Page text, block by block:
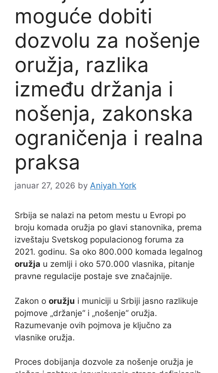
moguće dobiti
dozvolu za nošenje
oružja, razlika
između držanja i
nošenja, zakonska
ograničenja i realna
praksa
januar 27, 2026 by Aniyah York
Srbija se nalazi na petom mestu u Evropi po
broju komada oružja po glavi stanovnika, prema
izveštaju Svetskog populacionog foruma za
2021. godinu. Sa oko 800.000 komada legalnog
oružja u zemlji i oko 570.000 vlasnika, pitanje
pravne regulacije postaje sve značajnije.
Zakon o oružju i municiji u Srbiji jasno razlikuje
pojmove „držanje“ i „nošenje“ oružja.
Razumevanje ovih pojmova je ključno za
vlasnike oružja.
Proces dobijanja dozvole za nošenje oružja je